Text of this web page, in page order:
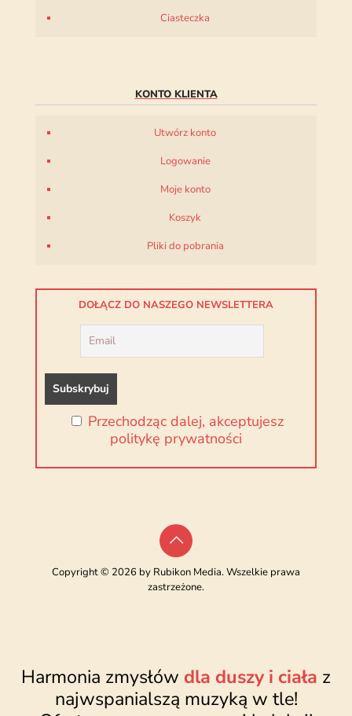
Ciasteczka
KONTO KLIENTA
Utwórz konto
Logowanie
Moje konto
Koszyk
Pliki do pobrania
DOŁĄCZ DO NASZEGO NEWSLETTERA
Przechodząc dalej, akceptujesz
politykę prywatności
Copyright © 2026 by Rubikon Media. Wszelkie prawa
zastrzeżone.
Harmonia zmysłów dla duszy i ciała z
najwspanialszą muzyką w tle!